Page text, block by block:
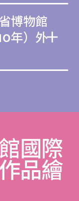
博物館
年）外
國際
品繪